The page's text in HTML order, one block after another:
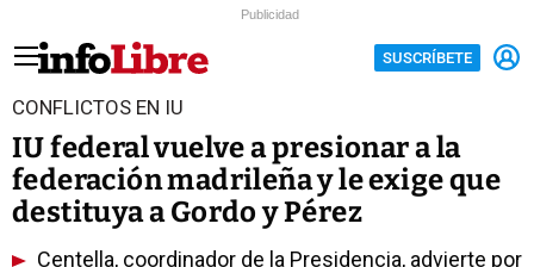
Publicidad
SUSCRÍBETE
CONFLICTOS EN IU
IU federal vuelve a presionar a la
federación madrileña y le exige que
destituya a Gordo y Pérez
Centella, coordinador de la Presidencia, advierte por